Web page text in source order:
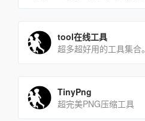
tool在线工具
超多超好用的工具集合。
TinyPng
超完美PNG压缩工具